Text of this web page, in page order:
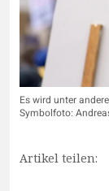
Es wird unter
Symbolfoto:
Artikel teilen: